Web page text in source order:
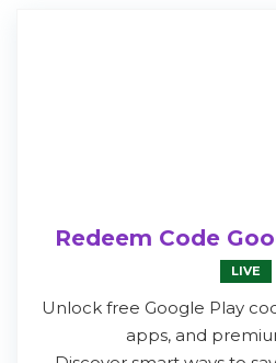
Redeem Code
LIVE
Unlock free Google Play
apps, and